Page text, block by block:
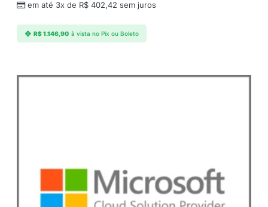
em até 3x de R$ 402,42 sem juros
R$1.146,90 à vista no Pix ou Boleto